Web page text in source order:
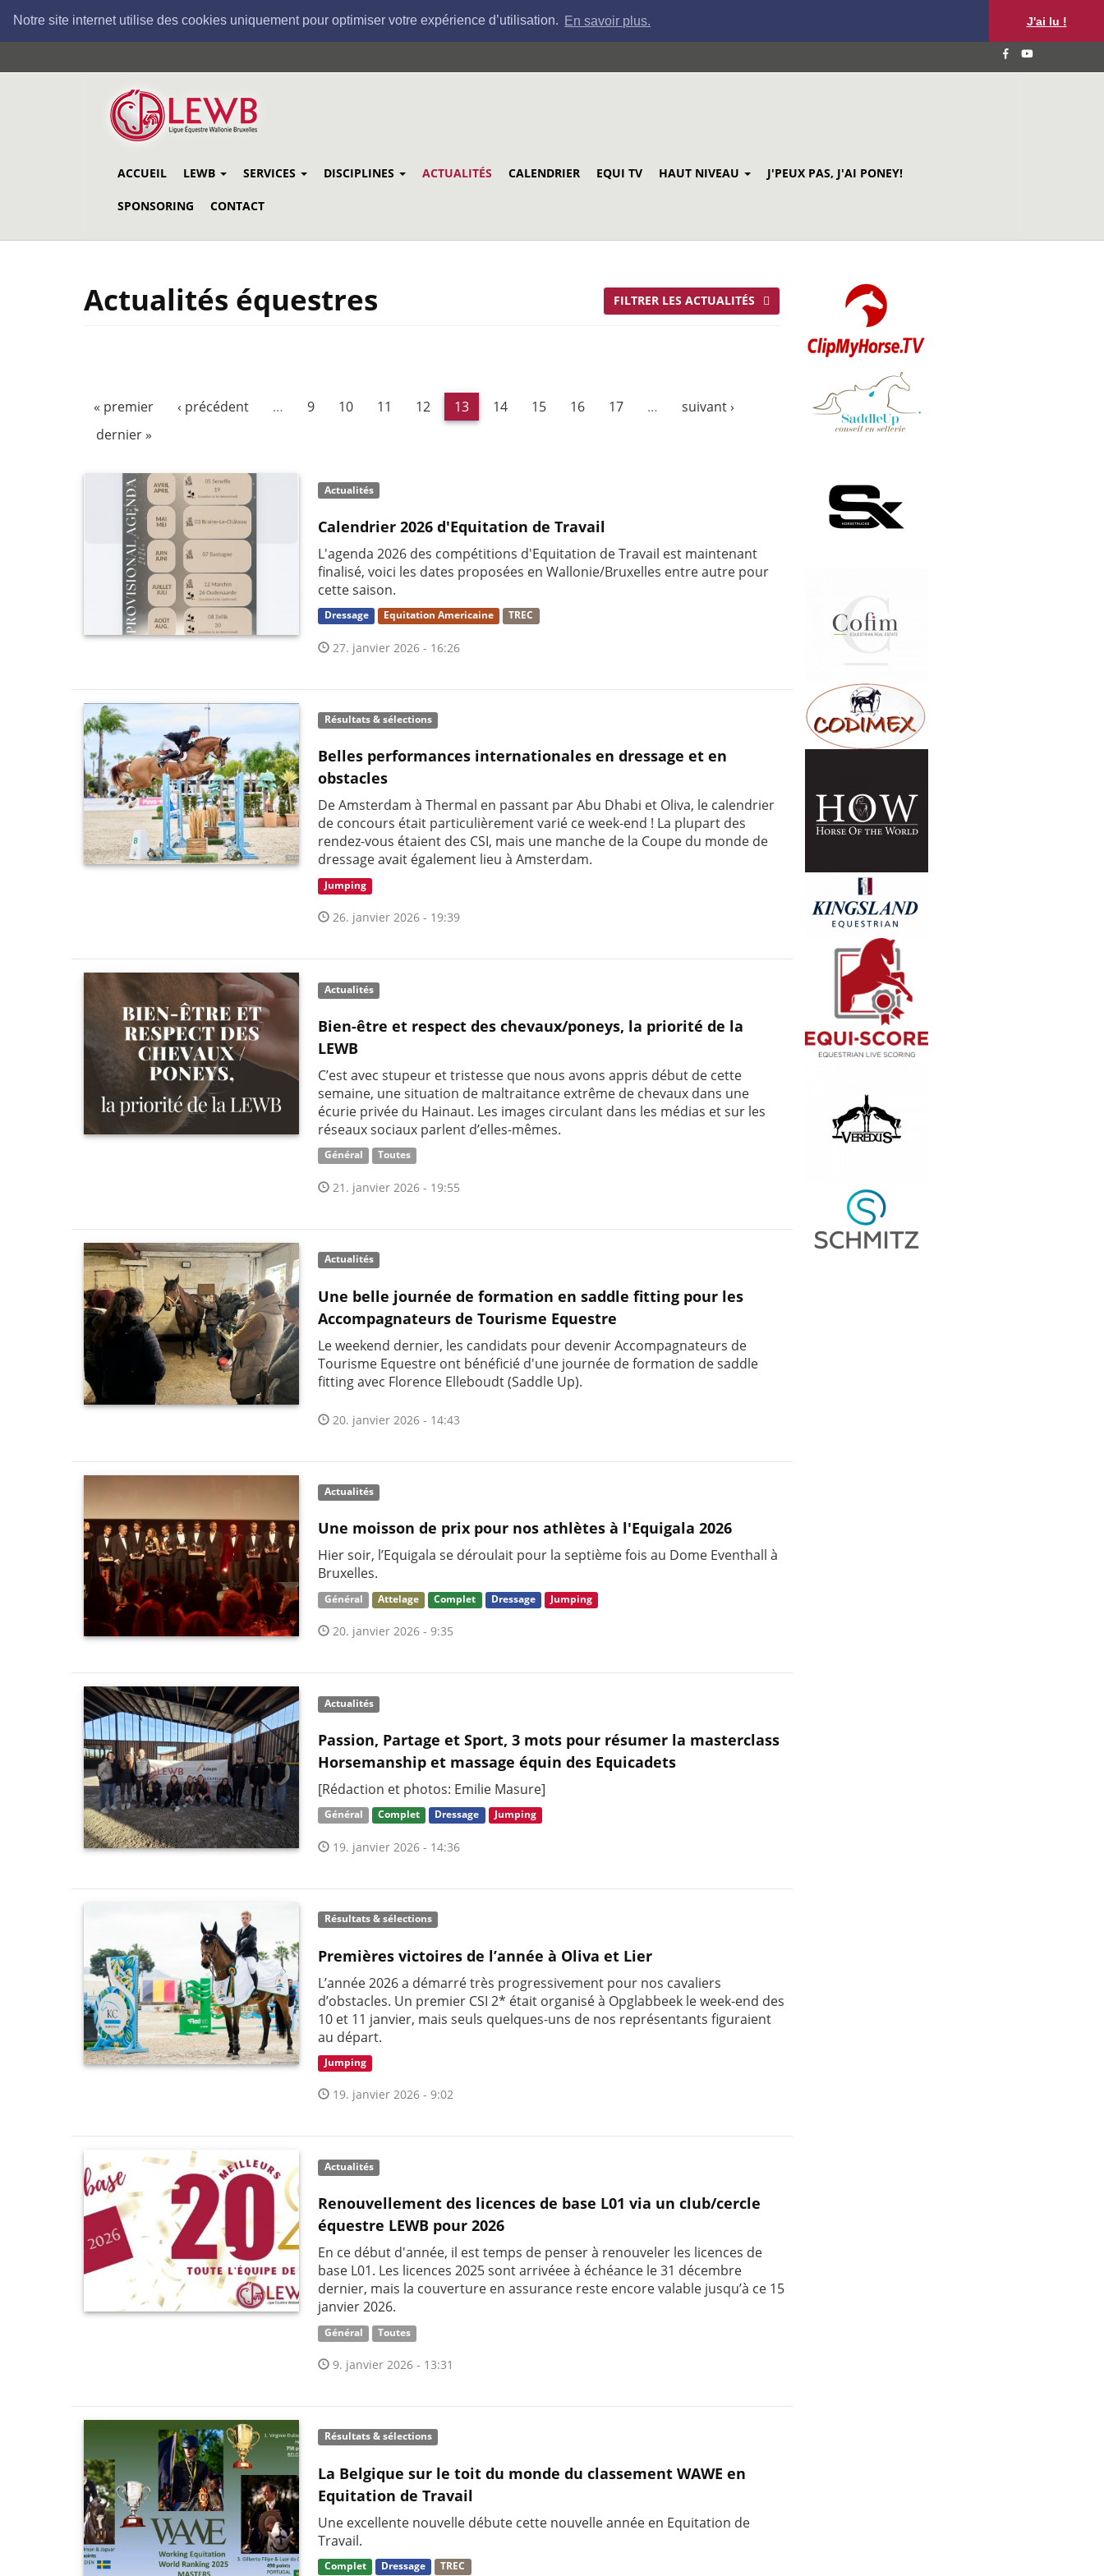
Notre site internet utilise des cookies uniquement pour optimiser votre expérience d’utilisation. En savoir plus. J'ai lu !
au
ACCUEIL LEWB SERVICES DISCIPLINES ACTUALITÉS CALENDRIER EQUI TV HAUT NIVEAU J'PEUX PAS, J'AI PONEY!
SPONSORING CONTACT
Actualités équestres FILTRER LES ACTUALITÉS
« premier ‹ précédent … 9 10 11 12 13 14 15 16 17 …
suivant ›
dernier »
Actualités
Calendrier 2026 d'Equitation de Travail
L'agenda 2026 des compétitions d'Equitation de Travail est maintenant
finalisé, voici les dates proposées en Wallonie/Bruxelles entre autre pour
cette saison.
Dressage Equitation Americaine TREC
27. janvier 2026 - 16:26
Résultats & sélections
Belles performances internationales en dressage et en
obstacles
De Amsterdam à Thermal en passant par Abu Dhabi et Oliva, le calendrier
de concours était particulièrement varié ce week-end ! La plupart des
rendez-vous étaient des CSI, mais une manche de la Coupe du monde de
dressage avait également lieu à Amsterdam.
Jumping
26. janvier 2026 - 19:39
Actualités
Bien-être et respect des chevaux/poneys, la priorité de la
LEWB
C’est avec stupeur et tristesse que nous avons appris début de cette
semaine, une situation de maltraitance extrême de chevaux dans une
écurie privée du Hainaut. Les images circulant dans les médias et sur les
réseaux sociaux parlent d’elles-mêmes.
Général Toutes
21. janvier 2026 - 19:55
Actualités
Une belle journée de formation en saddle fitting pour les
Accompagnateurs de Tourisme Equestre
Le weekend dernier, les candidats pour devenir Accompagnateurs de
Tourisme Equestre ont bénéficié d'une journée de formation de saddle
fitting avec Florence Elleboudt (Saddle Up).
20. janvier 2026 - 14:43
Actualités
Une moisson de prix pour nos athlètes à l'Equigala 2026
Hier soir, l’Equigala se déroulait pour la septième fois au Dome Eventhall à
Bruxelles.
Général Attelage Complet Dressage Jumping
20. janvier 2026 - 9:35
Actualités
Passion, Partage et Sport, 3 mots pour résumer la masterclass
Horsemanship et massage équin des Equicadets
[Rédaction et photos: Emilie Masure]
Général Complet Dressage Jumping
19. janvier 2026 - 14:36
Résultats & sélections
Premières victoires de l’année à Oliva et Lier
L’année 2026 a démarré très progressivement pour nos cavaliers
d’obstacles. Un premier CSI 2* était organisé à Opglabbeek le week-end des
10 et 11 janvier, mais seuls quelques-uns de nos représentants figuraient
au départ.
Jumping
19. janvier 2026 - 9:02
Actualités
Renouvellement des licences de base L01 via un club/cercle
équestre LEWB pour 2026
En ce début d'année, il est temps de penser à renouveler les licences de
base L01. Les licences 2025 sont arrivéee à échéance le 31 décembre
dernier, mais la couverture en assurance reste encore valable jusqu’à ce 15
janvier 2026.
Général Toutes
9. janvier 2026 - 13:31
Résultats & sélections
La Belgique sur le toit du monde du classement WAWE en
Equitation de Travail
Une excellente nouvelle débute cette nouvelle année en Equitation de
Travail.
Complet Dressage TREC